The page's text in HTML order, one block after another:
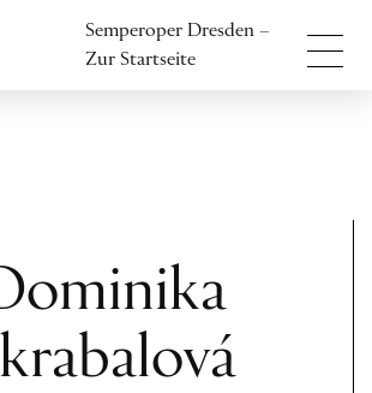
Semperoper Dresden –
Zur Startseite